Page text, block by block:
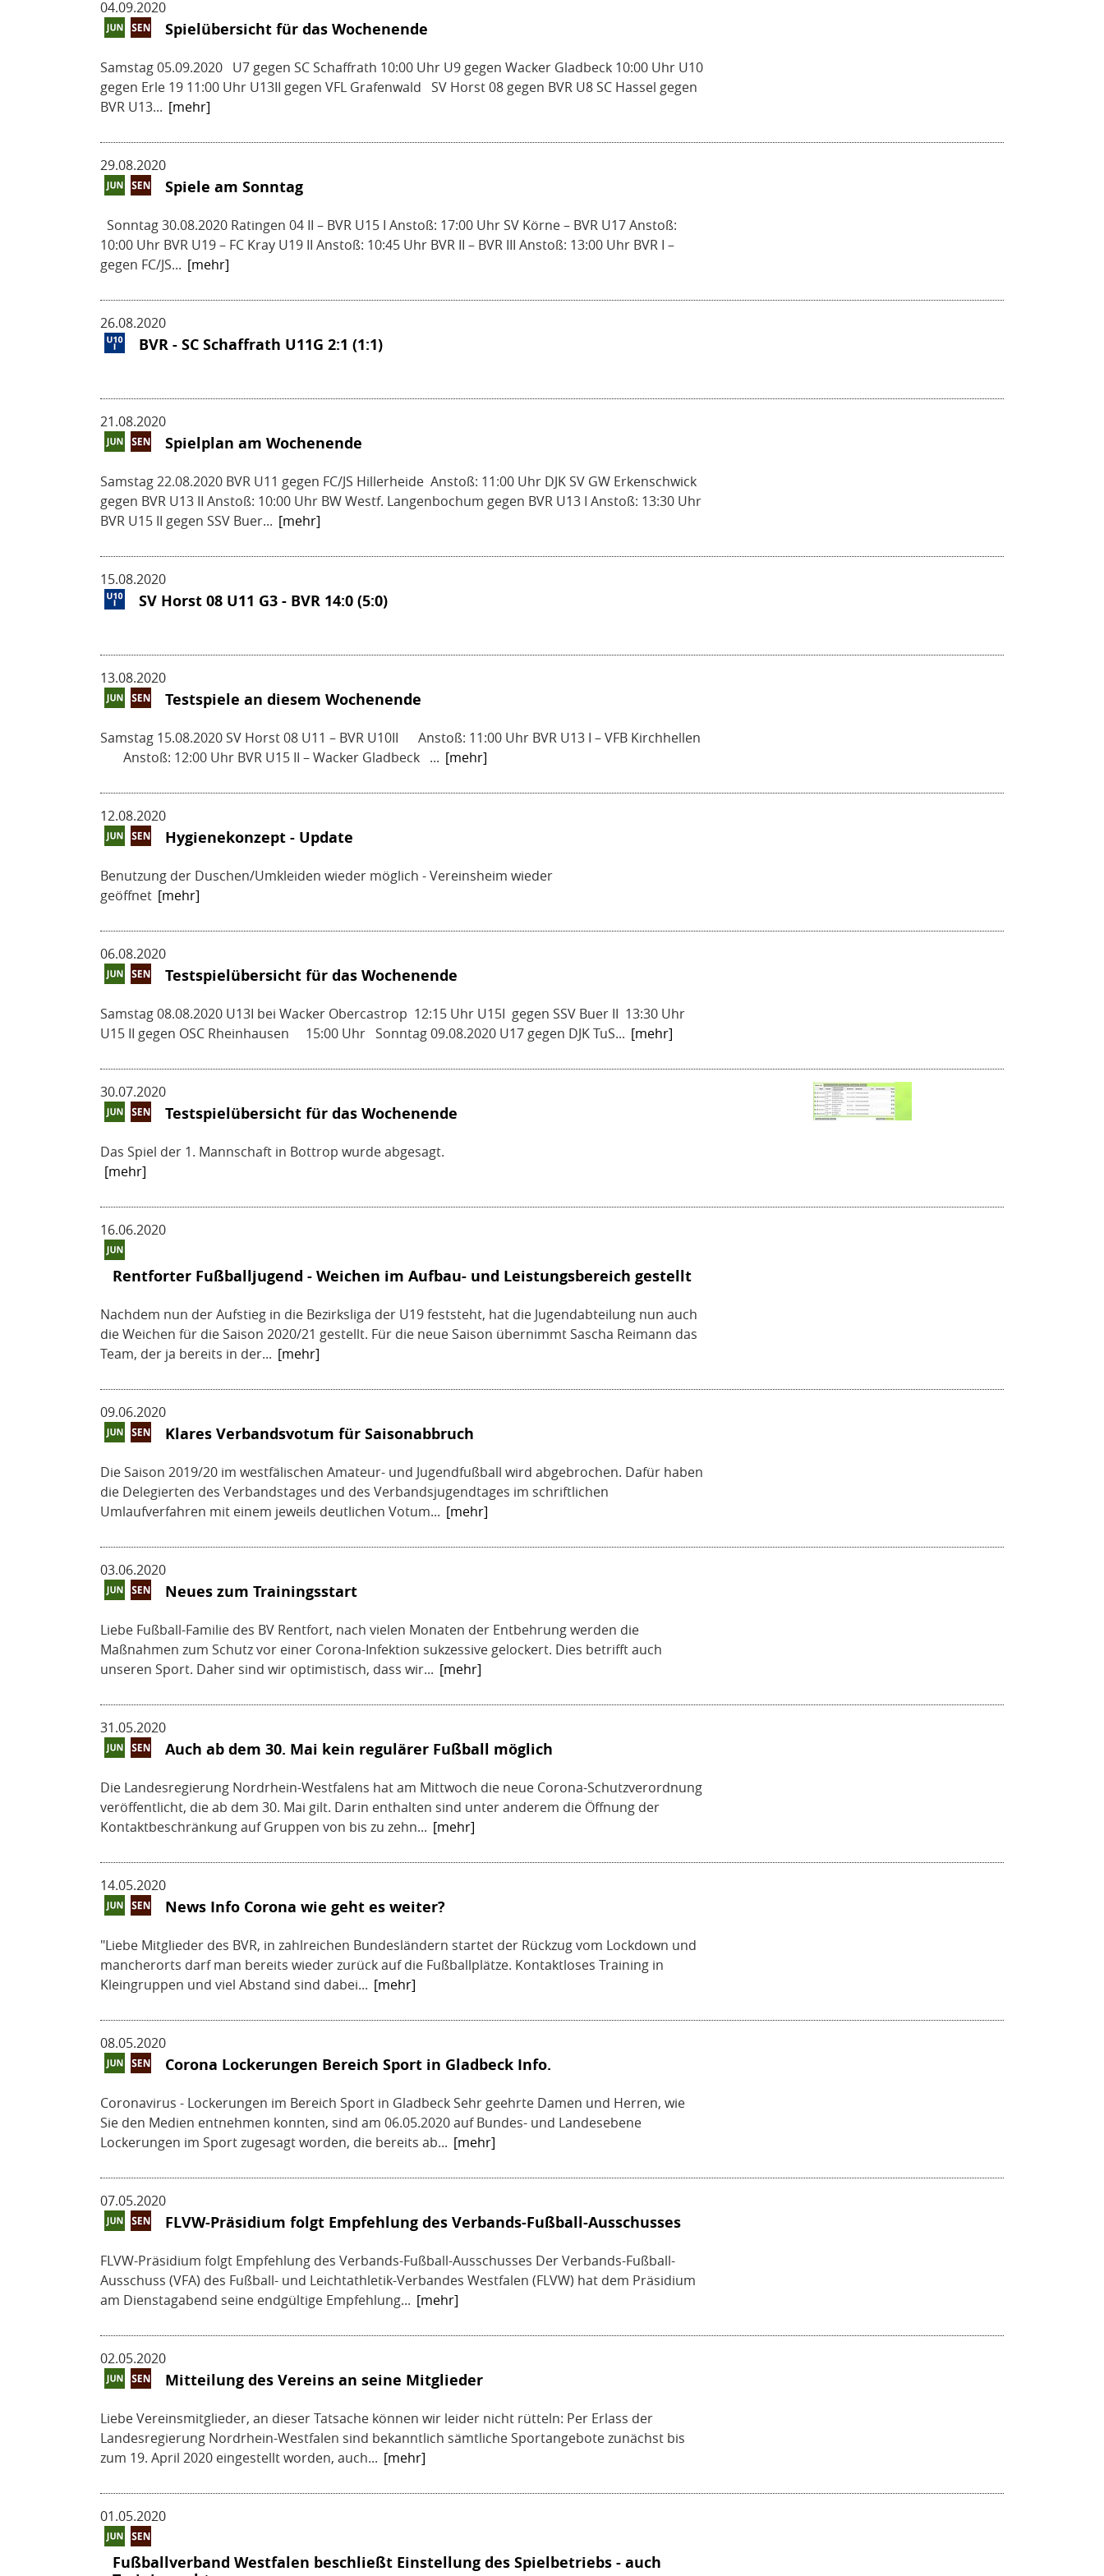
04.09.2020
Spielübersicht für das Wochenende
Samstag 05.09.2020 U7 gegen SC Schaffrath 10:00 Uhr U9 gegen Wacker Gladbeck 10:00 Uhr U10
gegen Erle 19 11:00 Uhr U13II gegen VFL Grafenwald SV Horst 08 gegen BVR U8 SC Hassel gegen
BVR U13... [mehr]
29.08.2020
Spiele am Sonntag
Sonntag 30.08.2020 Ratingen 04 II – BVR U15 I Anstoß: 17:00 Uhr SV Körne – BVR U17 Anstoß:
10:00 Uhr BVR U19 – FC Kray U19 II Anstoß: 10:45 Uhr BVR II – BVR III Anstoß: 13:00 Uhr BVR I –
gegen FC/JS... [mehr]
26.08.2020
BVR - SC Schaffrath U11G 2:1 (1:1)
21.08.2020
Spielplan am Wochenende
Samstag 22.08.2020 BVR U11 gegen FC/JS Hillerheide Anstoß: 11:00 Uhr DJK SV GW Erkenschwick
gegen BVR U13 II Anstoß: 10:00 Uhr BW Westf. Langenbochum gegen BVR U13 I Anstoß: 13:30 Uhr
BVR U15 II gegen SSV Buer... [mehr]
15.08.2020
SV Horst 08 U11 G3 - BVR 14:0 (5:0)
13.08.2020
Testspiele an diesem Wochenende
Samstag 15.08.2020 SV Horst 08 U11 – BVR U10II Anstoß: 11:00 Uhr BVR U13 I – VFB Kirchhellen
Anstoß: 12:00 Uhr BVR U15 II – Wacker Gladbeck ... [mehr]
12.08.2020
Hygienekonzept - Update
Benutzung der Duschen/Umkleiden wieder möglich - Vereinsheim wieder
geöffnet [mehr]
06.08.2020
Testspielübersicht für das Wochenende
Samstag 08.08.2020 U13I bei Wacker Obercastrop 12:15 Uhr U15I gegen SSV Buer II 13:30 Uhr
U15 II gegen OSC Rheinhausen 15:00 Uhr Sonntag 09.08.2020 U17 gegen DJK TuS... [mehr]
30.07.2020
Testspielübersicht für das Wochenende
Das Spiel der 1. Mannschaft in Bottrop wurde abgesagt.
[mehr]
16.06.2020
Rentforter Fußballjugend - Weichen im Aufbau- und Leistungsbereich gestellt
Nachdem nun der Aufstieg in die Bezirksliga der U19 feststeht, hat die Jugendabteilung nun auch
die Weichen für die Saison 2020/21 gestellt. Für die neue Saison übernimmt Sascha Reimann das
Team, der ja bereits in der... [mehr]
09.06.2020
Klares Verbandsvotum für Saisonabbruch
Die Saison 2019/20 im westfälischen Amateur- und Jugendfußball wird abgebrochen. Dafür haben
die Delegierten des Verbandstages und des Verbandsjugendtages im schriftlichen
Umlaufverfahren mit einem jeweils deutlichen Votum... [mehr]
03.06.2020
Neues zum Trainingsstart
Liebe Fußball-Familie des BV Rentfort, nach vielen Monaten der Entbehrung werden die
Maßnahmen zum Schutz vor einer Corona-Infektion sukzessive gelockert. Dies betrifft auch
unseren Sport. Daher sind wir optimistisch, dass wir... [mehr]
31.05.2020
Auch ab dem 30. Mai kein regulärer Fußball möglich
Die Landesregierung Nordrhein-Westfalens hat am Mittwoch die neue Corona-Schutzverordnung
veröffentlicht, die ab dem 30. Mai gilt. Darin enthalten sind unter anderem die Öffnung der
Kontaktbeschränkung auf Gruppen von bis zu zehn... [mehr]
14.05.2020
News Info Corona wie geht es weiter?
"Liebe Mitglieder des BVR, in zahlreichen Bundesländern startet der Rückzug vom Lockdown und
mancherorts darf man bereits wieder zurück auf die Fußballplätze. Kontaktloses Training in
Kleingruppen und viel Abstand sind dabei... [mehr]
08.05.2020
Corona Lockerungen Bereich Sport in Gladbeck Info.
Coronavirus - Lockerungen im Bereich Sport in Gladbeck Sehr geehrte Damen und Herren, wie
Sie den Medien entnehmen konnten, sind am 06.05.2020 auf Bundes- und Landesebene
Lockerungen im Sport zugesagt worden, die bereits ab... [mehr]
07.05.2020
FLVW-Präsidium folgt Empfehlung des Verbands-Fußball-Ausschusses
FLVW-Präsidium folgt Empfehlung des Verbands-Fußball-Ausschusses Der Verbands-Fußball-
Ausschuss (VFA) des Fußball- und Leichtathletik-Verbandes Westfalen (FLVW) hat dem Präsidium
am Dienstagabend seine endgültige Empfehlung... [mehr]
02.05.2020
Mitteilung des Vereins an seine Mitglieder
Liebe Vereinsmitglieder, an dieser Tatsache können wir leider nicht rütteln: Per Erlass der
Landesregierung Nordrhein-Westfalen sind bekanntlich sämtliche Sportangebote zunächst bis
zum 19. April 2020 eingestellt worden, auch... [mehr]
01.05.2020
Fußballverband Westfalen beschließt Einstellung des Spielbetriebs - auch